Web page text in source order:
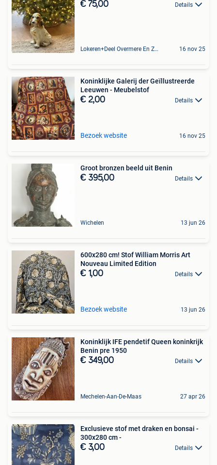
€ 75,00 Details
Lokeren+Deel Overmere En Zele 16 nov 25
Koninklijke Galerij der Geïllustreerde
Leeuwen - Meubelstof
€ 2,00 Details
Bezoek website 16 nov 25
Groot bronzen beeld uit Benin
€ 395,00 Details
Wichelen 13 jun 26
600x280 cm! Stof William Morris Art
Nouveau Limited Edition
€ 1,00 Details
Bezoek website 13 jun 26
Koninklijk IFE pendetif Queen koninkrijk
Benin pre 1950
€ 349,00 Details
Mechelen-Aan-De-Maas 27 apr 26
Exclusieve stof met draken en bonsai -
300x280 cm -
€ 3,00 Details